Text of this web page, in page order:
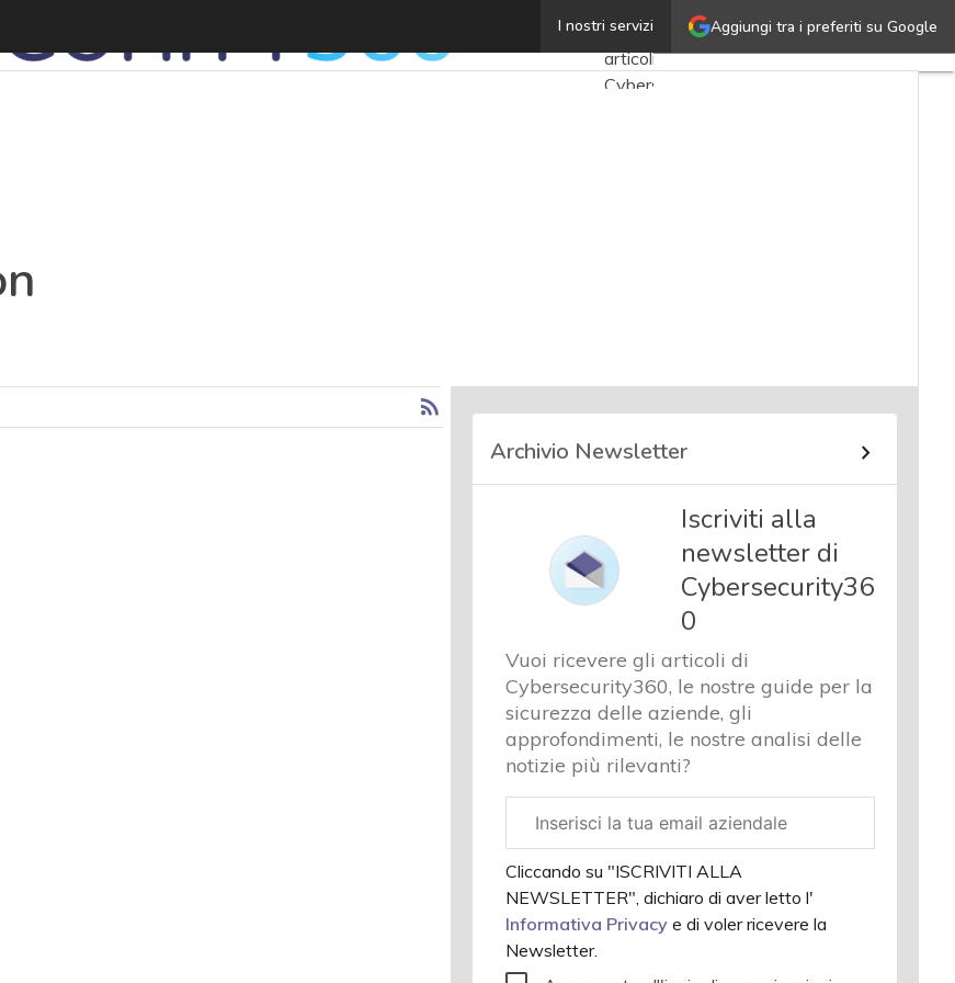
Aggiungi tra i preferiti su Google
I nostri servizi
Roberto Faggion Ultimi
articoli
Cybersecurity
News,
attualità
sicurezza
e privacy
Chi
siamo
Archivio Newsletter
Iscriviti alla
newsletter di
Cybersecurity36
0
Vuoi ricevere gli articoli di
Cybersecurity360, le nostre guide per la
sicurezza delle aziende, gli
approfondimenti, le nostre analisi delle
notizie più rilevanti?
aziendale
Cliccando su "ISCRIVITI ALLA
NEWSLETTER", dichiaro di aver letto l'
Informativa Privacye di voler ricevere la
Newsletter.